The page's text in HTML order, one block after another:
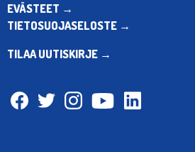
EVÄSTEET →
TIETOSUOJASELOSTE →
TILAA UUTISKIRJE →